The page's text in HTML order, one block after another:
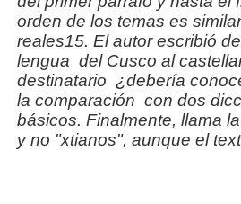
orden de los temas es
reales15. El autor escribió
lengua del Cusco al
destinatario ¿debería
la comparación con dos
básicos. Finalmente, llama
y no "xtianos", aunque el